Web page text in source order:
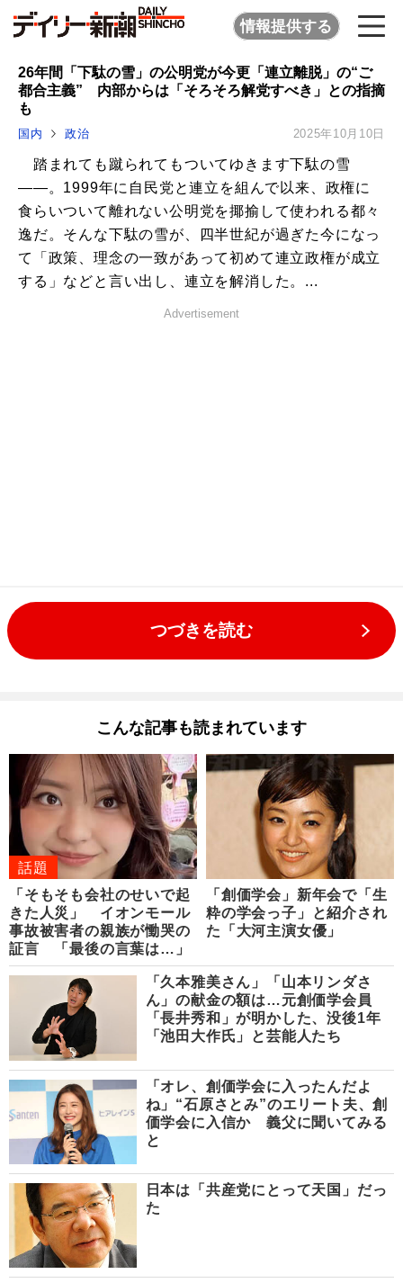
情報提供する
26年間「下駄の雪」の公明党が今更「連立離脱」の“ご
都合主義” 内部からは「そろそろ解党すべき」との指摘
も
国内 政治 2025年10月10日
踏まれても蹴られてもついてゆきます下駄の雪
――。1999年に自民党と連立を組んで以来、政権に
食らいついて離れない公明党を揶揄して使われる都々
逸だ。そんな下駄の雪が、四半世紀が過ぎた今になっ
て「政策、理念の一致があって初めて連立政権が成立
する」などと言い出し、連立を解消した。...
Advertisement
つづきを読む
こんな記事も読まれています
話題
「そもそも会社のせいで起
きた人災」 イオンモール
事故被害者の親族が慟哭の
証言 「最後の言葉は…」
「創価学会」新年会で「生
粋の学会っ子」と紹介され
た「大河主演女優」
「久本雅美さん」「山本リンダさ
ん」の献金の額は…元創価学会員
「長井秀和」が明かした、没後1年
「池田大作氏」と芸能人たち
「オレ、創価学会に入ったんだよ
ね」“石原さとみ”のエリート夫、創
価学会に入信か 義父に聞いてみる
と
日本は「共産党にとって天国」だっ
た